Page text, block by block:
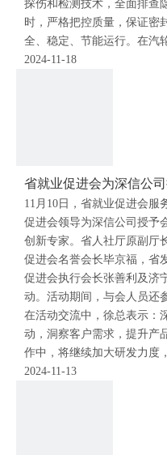
探伤和检测技术，全面排查
时，严格把控质量，保证密
全、稳定、节能运行。在汽
2024-11-18
省就业促进会为深信公
11月10日，省就业促进会服
促进会领导为深信公司授予
创新专家。省人社厅原副厅
促进会名誉会长毕京福，省
促进会执行会长张善利及济
动。活动期间，与会人员还
在活动交流中，徐总表示：
动，洞察客户需求，提升产
作中，将继续加大研发力度
2024-11-13